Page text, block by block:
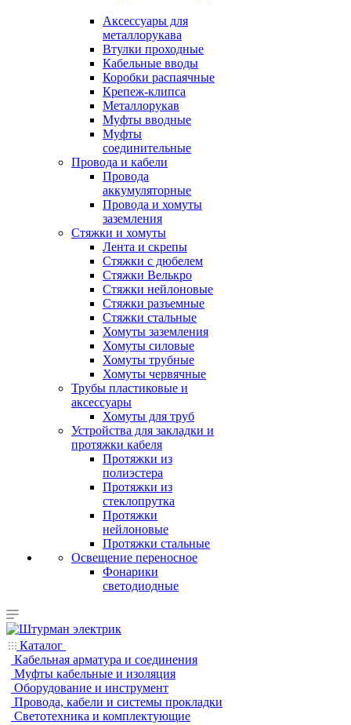
Аксессуары для
металлорукава
Втулки проходные
Кабельные вводы
Коробки распаячные
Крепеж-клипса
Металлорукав
Муфты вводные
Муфты
соединительные
Провода и кабели
Провода
аккумуляторные
Провода и хомуты
заземления
Стяжки и хомуты
Лента и скрепы
Стяжки c дюбелем
Стяжки Велькро
Стяжки нейлоновые
Стяжки разъемные
Стяжки стальные
Хомуты заземления
Хомуты силовые
Хомуты трубные
Хомуты червячные
Трубы пластиковые и
аксессуары
Хомуты для труб
Устройства для закладки и
протяжки кабеля
Протяжки из
полиэстера
Протяжки из
стеклопрутка
Протяжки
нейлоновые
Протяжки стальные
Освещение переносное
Фонарики
светодиодные
Каталог
Кабельная арматура и соединения
Муфты кабельные и изоляция
Оборудование и инструмент
Провода, кабели и системы прокладки
Светотехника и комплектующие